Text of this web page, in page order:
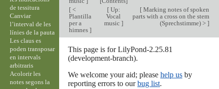
[<
Plantilla
per a
himnes ]
[Up:
Vocal
music ]
[Marking notes of spoken
parts with a cross on the stem
(Sprechstimme) > ]
This page is for LilyPond-2.25.81
(development-branch).
We welcome your aid; please help usby
reporting errors to ourbug list.
de tessitura
Canviar
l’interval de les
línies de la pauta
Les claus es
poden transposar
en intervals
arbitraris
Acolorir les
notes segons la